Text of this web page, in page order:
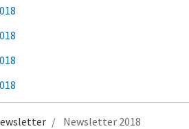
Newsletter 2018